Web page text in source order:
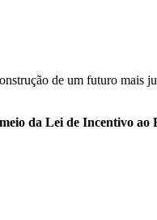
de um futuro mais
da Lei de Incentivo ao